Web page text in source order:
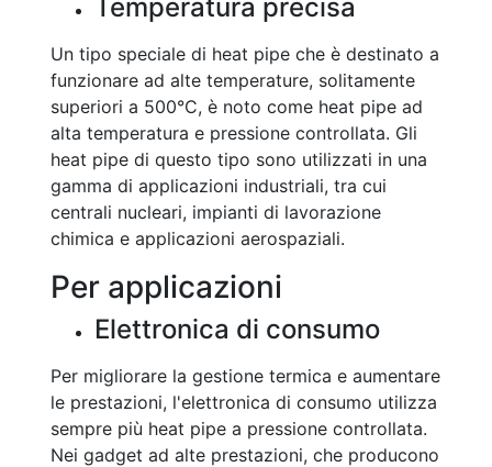
Temperatura precisa
Un tipo speciale di heat pipe che è destinato a
funzionare ad alte temperature, solitamente
superiori a 500°C, è noto come heat pipe ad
alta temperatura e pressione controllata. Gli
heat pipe di questo tipo sono utilizzati in una
gamma di applicazioni industriali, tra cui
centrali nucleari, impianti di lavorazione
chimica e applicazioni aerospaziali.
Per applicazioni
Elettronica di consumo
Per migliorare la gestione termica e aumentare
le prestazioni, l'elettronica di consumo utilizza
sempre più heat pipe a pressione controllata.
Nei gadget ad alte prestazioni, che producono